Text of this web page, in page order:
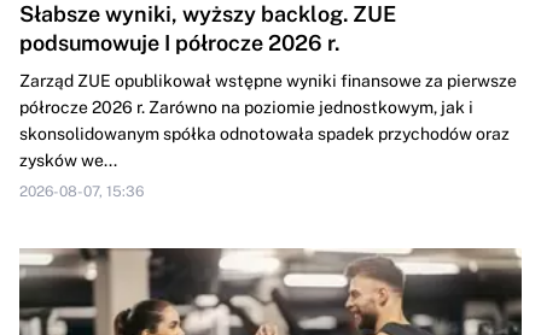
Słabsze wyniki, wyższy backlog. ZUE
podsumowuje I półrocze 2026 r.
Zarząd ZUE opublikował wstępne wyniki finansowe za pierwsze
półrocze 2026 r. Zarówno na poziomie jednostkowym, jak i
skonsolidowanym spółka odnotowała spadek przychodów oraz
zysków we...
2026-08-07, 15:36